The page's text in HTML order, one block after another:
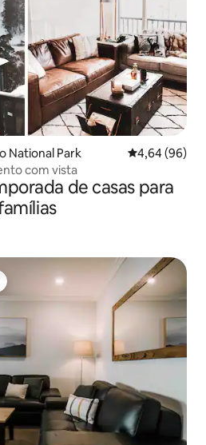
National Park 4,64 de uma
4,64 (96)
com vista
de casas para